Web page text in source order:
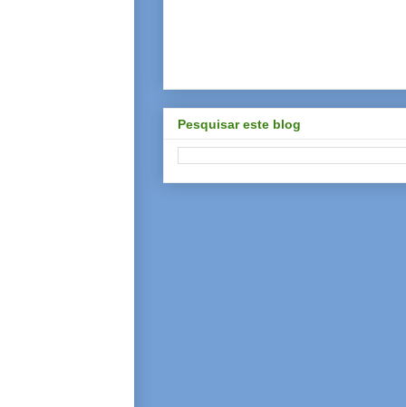
Pesquisar este blog